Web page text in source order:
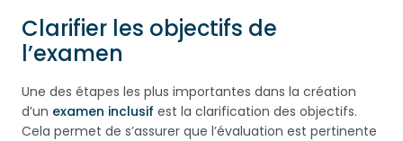
Clarifier les objectifs de
l’examen
Une des étapes les plus importantes dans la création
d’un examen inclusif est la clarification des objectifs.
Cela permet de s’assurer que l’évaluation est pertinente